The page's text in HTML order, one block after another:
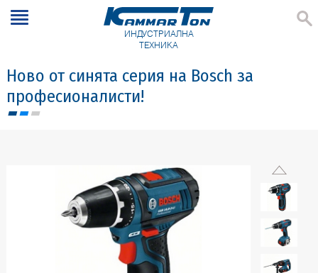
ИНДУСТРИАЛНА
ТЕХНИКА
Ново от синята серия на Bosch за
професионалисти!